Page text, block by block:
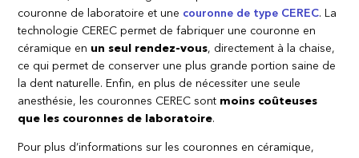
couronne de laboratoire et une couronne de type CEREC. La
technologie CEREC permet de fabriquer une couronne en
céramique en un seul rendez-vous, directement à la chaise,
ce qui permet de conserver une plus grande portion saine de
la dent naturelle. Enfin, en plus de nécessiter une seule
anesthésie, les couronnes CEREC sont moins coûteuses
que les couronnes de laboratoire.
Pour plus d’informations sur les couronnes en céramique,